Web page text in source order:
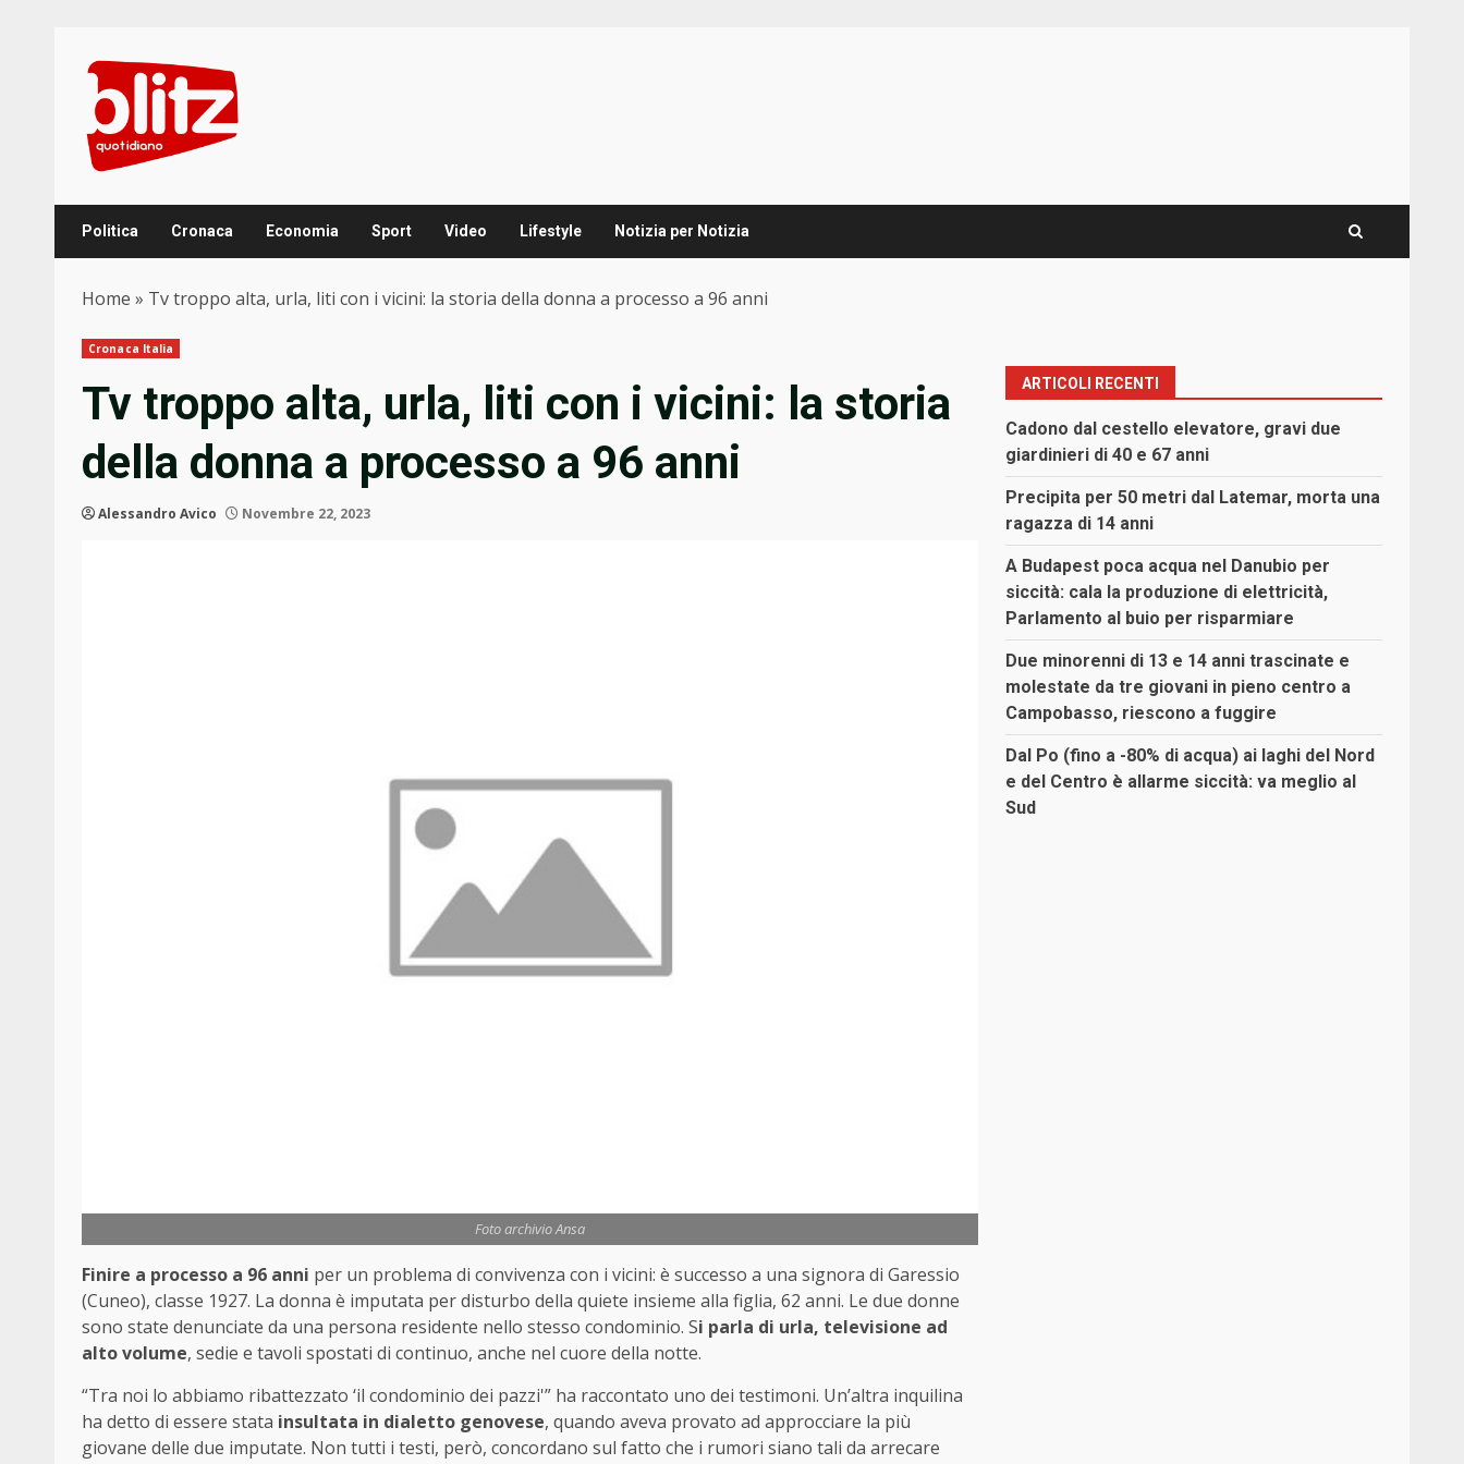
content
Politica Cronaca Economia Sport Video Lifestyle Notizia per Notizia
Home » Tv troppo alta, urla, liti con i vicini: la storia della donna a processo a 96 anni
Cronaca Italia
Tv troppo alta, urla, liti con i vicini: la storia
della donna a processo a 96 anni
Alessandro Avico Novembre 22, 2023
Foto archivio Ansa
Finire a processo a 96 anni per un problema di convivenza con i vicini: è successo a una signora di Garessio
(Cuneo), classe 1927. La donna è imputata per disturbo della quiete insieme alla figlia, 62 anni. Le due donne
sono state denunciate da una persona residente nello stesso condominio. Si parla di urla, televisione ad
alto volume, sedie e tavoli spostati di continuo, anche nel cuore della notte.
“Tra noi lo abbiamo ribattezzato ‘il condominio dei pazzi'” ha raccontato uno dei testimoni. Un’altra inquilina
ha detto di essere stata insultata in dialetto genovese, quando aveva provato ad approcciare la più
giovane delle due imputate. Non tutti i testi, però, concordano sul fatto che i rumori siano tali da arrecare
ARTICOLI RECENTI
Cadono dal cestello elevatore, gravi due
giardinieri di 40 e 67 anni
Precipita per 50 metri dal Latemar, morta una
ragazza di 14 anni
A Budapest poca acqua nel Danubio per
siccità: cala la produzione di elettricità,
Parlamento al buio per risparmiare
Due minorenni di 13 e 14 anni trascinate e
molestate da tre giovani in pieno centro a
Campobasso, riescono a fuggire
Dal Po (fino a -80% di acqua) ai laghi del Nord
e del Centro è allarme siccità: va meglio al
Sud